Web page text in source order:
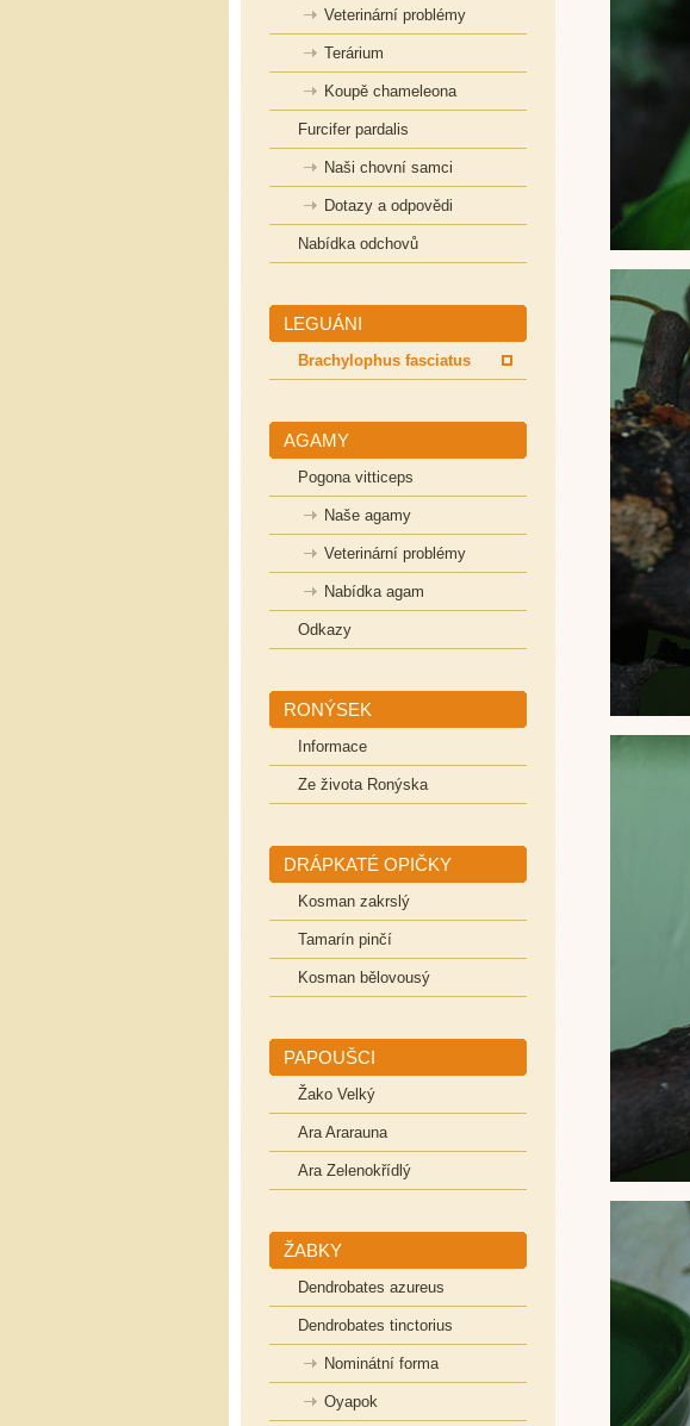
Veterinární problémy
Terárium
Koupě chameleona
Furcifer pardalis
Naši chovní samci
Dotazy a odpovědi
Nabídka odchovů
LEGUÁNI
Brachylophus fasciatus
AGAMY
Pogona vitticeps
Naše agamy
Veterinární problémy
Nabídka agam
Odkazy
RONÝSEK
Informace
Ze života Ronýska
DRÁPKATÉ OPIČKY
Kosman zakrslý
Tamarín pinčí
Kosman bělovousý
PAPOUŠCI
Žako Velký
Ara Ararauna
Ara Zelenokřídlý
ŽABKY
Dendrobates azureus
Dendrobates tinctorius
Nominátní forma
Oyapok